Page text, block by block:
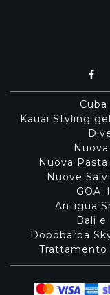
Kauai Styling
Nuova
Nuove
Antigua
Bali
Dopobarba
Trattamento